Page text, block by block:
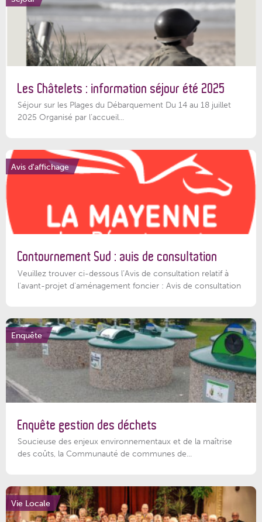
Les Châtelets : information séjour été 2025
Séjour sur les Plages du Débarquement Du 14 au 18 juillet
2025 Organisé par l’accueil...
Avis d'affichage
Contournement Sud : avis de consultation
Veuillez trouver ci-dessous l’Avis de consultation relatif à
l'avant-projet d'aménagement foncier : Avis de consultation
Enquête
Enquête gestion des déchets
Soucieuse des enjeux environnementaux et de la maîtrise
des coûts, la Communauté de communes de...
Vie Locale